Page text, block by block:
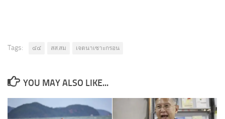
Tags: ๔๔ สส.สม เจตนาเซาะกรอน
YOU MAY ALSO LIKE...